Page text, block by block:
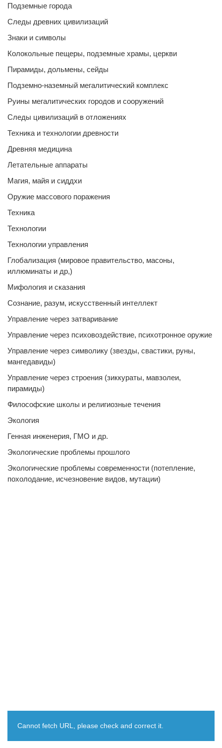
Подземные города
Следы древних цивилизаций
Знаки и символы
Колокольные пещеры, подземные храмы, церкви
Пирамиды, дольмены, сейды
Подземно-наземный мегалитический комплекс
Руины мегалитических городов и сооружений
Следы цивилизаций в отложениях
Техника и технологии древности
Древняя медицина
Летательные аппараты
Магия, майя и сиддхи
Оружие массового поражения
Техника
Технологии
Технологии управления
Глобализация (мировое правительство, масоны,
иллюминаты и др,)
Мифология и сказания
Сознание, разум, искусственный интеллект
Управление через затваривание
Управление через психовоздействие, психотронное оружие
Управление через символику (звезды, свастики, руны,
мангедавиды)
Управление через строения (зиккураты, мавзолеи,
пирамиды)
Философские школы и религиозные течения
Экология
Генная инженерия, ГМО и др.
Экологические проблемы прошлого
Экологические проблемы современности (потепление,
похолодание, исчезновение видов, мутации)
Cannot fetch URL, please check and correct it.